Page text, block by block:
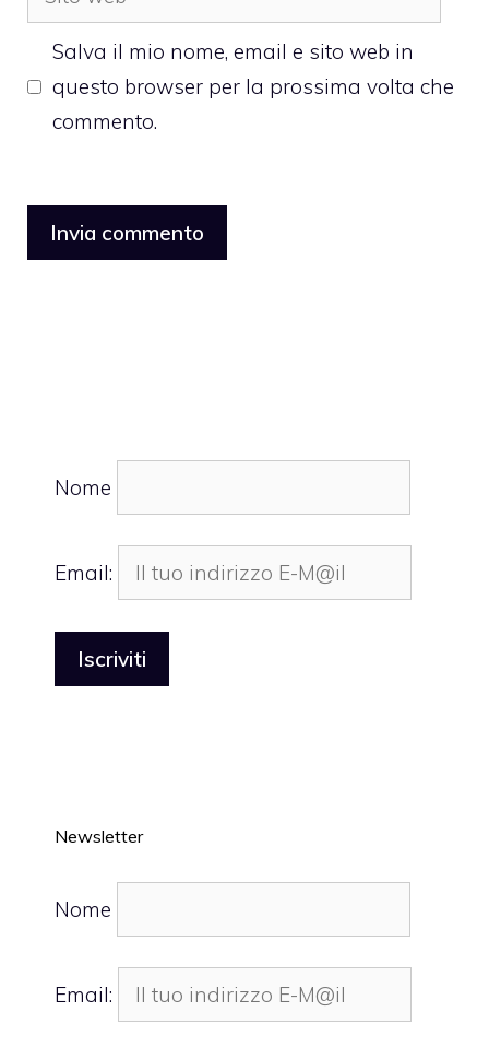
web
Salva il mio nome, email e sito web in
questo browser per la prossima volta che
commento.
Nome
Email:
Newsletter
Nome
Email: